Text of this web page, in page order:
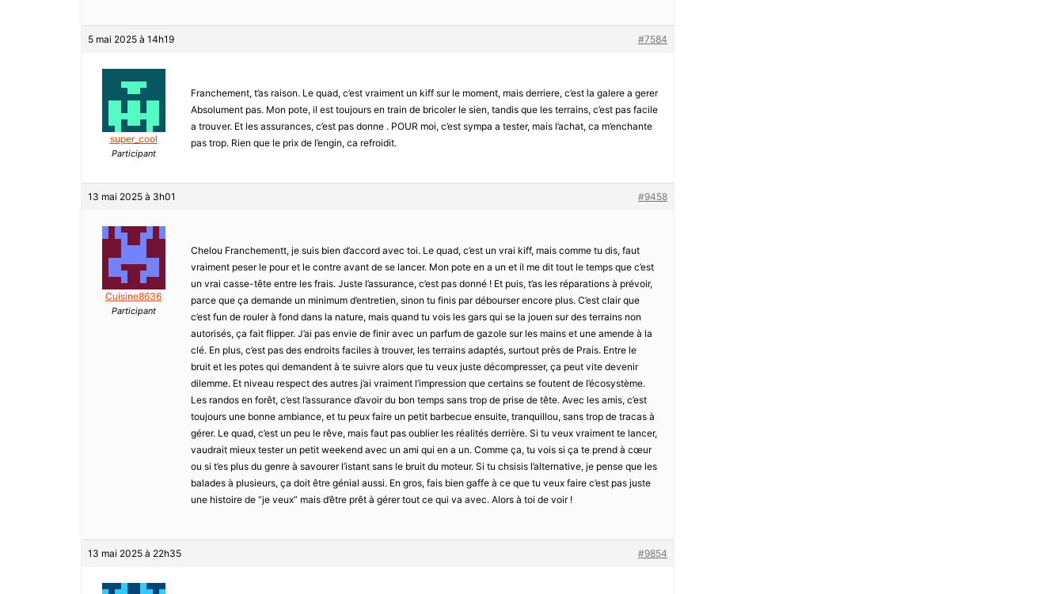
5 mai 2025 à 14h19 #7584
super_cool
Participant
Franchement, t’as raison. Le quad, c’est vraiment un kiff sur le moment, mais derriere, c’est la galere a gerer
Absolument pas. Mon pote, il est toujours en train de bricoler le sien, tandis que les terrains, c’est pas facile
a trouver. Et les assurances, c’est pas donne . POUR moi, c’est sympa a tester, mais l’achat, ca m’enchante
pas trop. Rien que le prix de l’engin, ca refroidit.
13 mai 2025 à 3h01 #9458
Cuisine8636
Participant
Chelou Franchementt, je suis bien d’accord avec toi. Le quad, c’est un vrai kiff, mais comme tu dis, faut
vraiment peser le pour et le contre avant de se lancer. Mon pote en a un et il me dit tout le temps que c’est
un vrai casse-tête entre les frais. Juste l’assurance, c’est pas donné ! Et puis, t’as les réparations à prévoir,
parce que ça demande un minimum d’entretien, sinon tu finis par débourser encore plus. C’est clair que
c’est fun de rouler à fond dans la nature, mais quand tu vois les gars qui se la jouen sur des terrains non
autorisés, ça fait flipper. J’ai pas envie de finir avec un parfum de gazole sur les mains et une amende à la
clé. En plus, c’est pas des endroits faciles à trouver, les terrains adaptés, surtout près de Prais. Entre le
bruit et les potes qui demandent à te suivre alors que tu veux juste décompresser, ça peut vite devenir
dilemme. Et niveau respect des autres j’ai vraiment l’impression que certains se foutent de l’écosystème.
Les randos en forêt, c’est l’assurance d’avoir du bon temps sans trop de prise de tête. Avec les amis, c’est
toujours une bonne ambiance, et tu peux faire un petit barbecue ensuite, tranquillou, sans trop de tracas à
gérer. Le quad, c’est un peu le rêve, mais faut pas oublier les réalités derrière. Si tu veux vraiment te lancer,
vaudrait mieux tester un petit weekend avec un ami qui en a un. Comme ça, tu vois si ça te prend à cœur
ou si t’es plus du genre à savourer l’istant sans le bruit du moteur. Si tu chsisis l’alternative, je pense que les
balades à plusieurs, ça doit être génial aussi. En gros, fais bien gaffe à ce que tu veux faire c’est pas juste
une histoire de “je veux” mais d’être prêt à gérer tout ce qui va avec. Alors à toi de voir !
13 mai 2025 à 22h35 #9854